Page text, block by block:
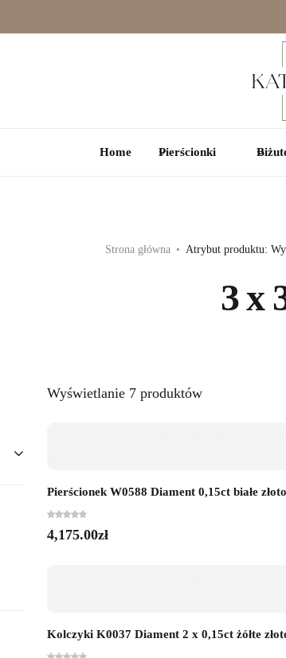
Home Pierścionki
Strona główna Atrybut produktu:
3 x
Wyświetlanie 7 produktów
Pierścionek W0588 Diament 0,15ct białe złoto
4,175.00zł
Kolczyki K0037 Diament 2 x 0,15ct żółte